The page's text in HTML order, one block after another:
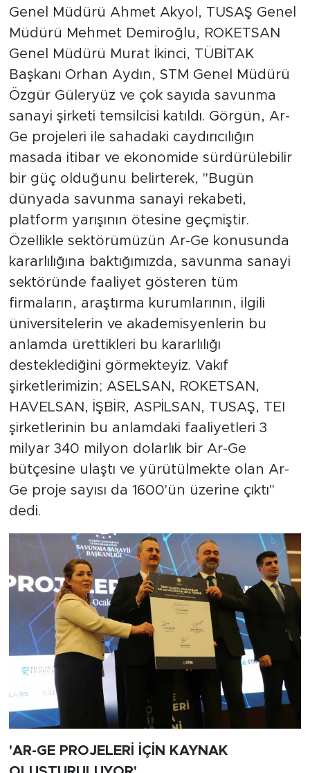
Genel Müdürü Ahmet Akyol, TUSAŞ Genel
Müdürü Mehmet Demiroğlu, ROKETSAN
Genel Müdürü Murat İkinci, TÜBİTAK
Başkanı Orhan Aydın, STM Genel Müdürü
Özgür Güleryüz ve çok sayıda savunma
sanayi şirketi temsilcisi katıldı. Görgün, Ar-
Ge projeleri ile sahadaki caydırıcılığın
masada itibar ve ekonomide sürdürülebilir
bir güç olduğunu belirterek, "Bugün
dünyada savunma sanayi rekabeti,
platform yarışının ötesine geçmiştir.
Özellikle sektörümüzün Ar-Ge konusunda
kararlılığına baktığımızda, savunma sanayi
sektöründe faaliyet gösteren tüm
firmaların, araştırma kurumlarının, ilgili
üniversitelerin ve akademisyenlerin bu
anlamda ürettikleri bu kararlılığı
desteklediğini görmekteyiz. Vakıf
şirketlerimizin; ASELSAN, ROKETSAN,
HAVELSAN, İŞBİR, ASPİLSAN, TUSAŞ, TEI
şirketlerinin bu anlamdaki faaliyetleri 3
milyar 340 milyon dolarlık bir Ar-Ge
bütçesine ulaştı ve yürütülmekte olan Ar-
Ge proje sayısı da 1600'ün üzerine çıktı"
dedi.
'AR-GE PROJELERİ İÇİN KAYNAK